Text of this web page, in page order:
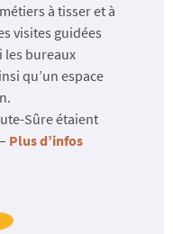
à tisser et à
visites guidées
les bureaux
qu’un espace
Sûre étaient
Plus d’infos